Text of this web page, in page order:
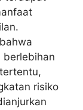
berlebihan
risiko